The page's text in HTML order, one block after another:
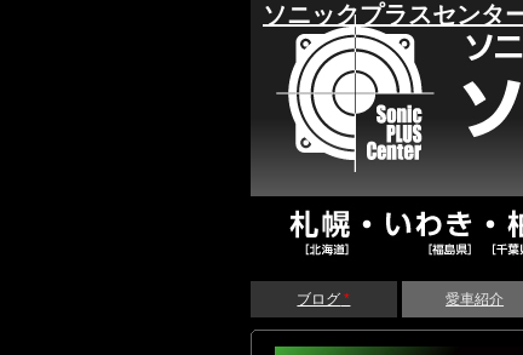
ソニックプラスセンタ
ブログ * 愛車紹介